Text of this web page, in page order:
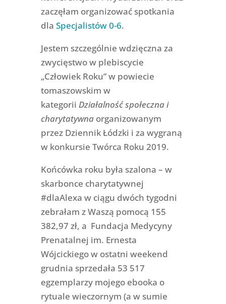
zaczęłam organizować spotkania
dla Specjalistów 0-6.
Jestem szczególnie wdzięczna za
zwycięstwo w plebiscycie
„Człowiek Roku” w powiecie
tomaszowskim w
kategorii Działalność społeczna i
charytatywna organizowanym
przez Dziennik Łódzki i za wygraną
w konkursie Twórca Roku 2019.
Końcówka roku była szalona – w
skarbonce charytatywnej
#dlaAlexa w ciągu dwóch tygodni
zebrałam z Waszą pomocą 155
382,97 zł, a Fundacja Medycyny
Prenatalnej im. Ernesta
Wójcickiego w ostatni weekend
grudnia sprzedała 53 517
egzemplarzy mojego ebooka o
rytuale wieczornym (a w sumie